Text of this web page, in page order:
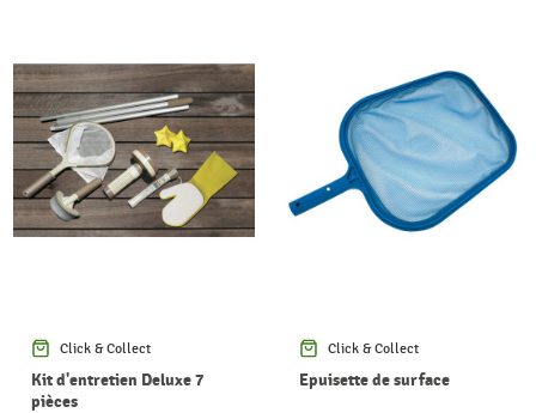
Click & Collect
Kit d'entretien Deluxe 7
pièces
Click & Collect
Epuisette de surface